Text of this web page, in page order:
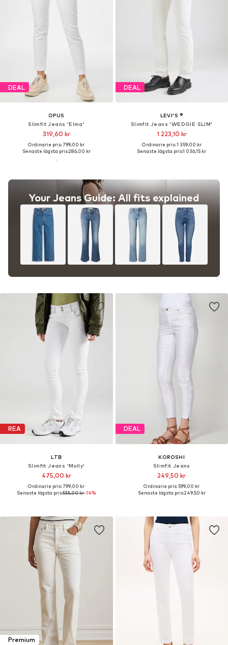
DEAL
OPUS
Slimfit Jeans 'Elma'
319,60 kr
Ordinarie pris: 799,00 kr
Senaste lägsta pris:286,00 kr
Your Jeans Guide: All fits explained
DEAL
LEVI'S ®
Slimfit Jeans 'WEDGIE SLIM'
1 223,10 kr
Ordinarie pris: 1 359,00 kr
Senaste lägsta pris:1 036,15 kr
REA
LTB
Slimfit Jeans 'Molly'
475,00 kr
Ordinarie pris: 799,00 kr
Senaste lägsta pris:555,00 kr-14%
DEAL
KOROSHI
Slimfit Jeans
249,50 kr
Ordinarie pris: 599,00 kr
Senaste lägsta pris:249,50 kr
Premium